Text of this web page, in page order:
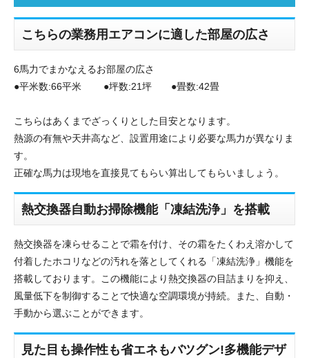
こちらの業務用エアコンに適した部屋の広さ
6馬力でまかなえるお部屋の広さ
●平米数:66平米 ●坪数:21坪 ●畳数:42畳
こちらはあくまでざっくりとした目安となります。
熱源の有無や天井高など、設置用途により必要な馬力が異なりま
す。
正確な馬力は現地を直接見てもらい算出してもらいましょう。
熱交換器自動お掃除機能「凍結洗浄」を搭載
熱交換器を凍らせることで霜を付け、その霜をたくわえ溶かして
付着したホコリなどの汚れを落としてくれる「凍結洗浄」機能を
搭載しております。この機能により熱交換器の目詰まりを抑え、
風量低下を制御することで快適な空調環境が持続。また、自動・
手動から選ぶことができます。
見た目も操作性も省エネもバツグン!多機能デザ